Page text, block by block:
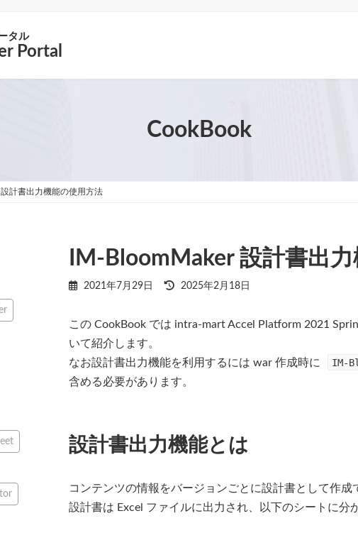
タル
Portal
CookBook
計書出力機能の使用方法
IM-BloomMaker 設計書出
2021年7月29日
最
新
:
2025年2月18日
この CookBook では intra-mart Accel Platform 2021
いて紹介します。
なお設計書出力機能を利用するには war 作成時に
IM-
含める必要があります。
設計書出力機能とは
コンテンツの情報をバージョンごとに設計書として作成
設計書は Excel ファイルに出力され、以下のシートに分